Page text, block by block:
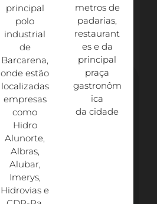
principal
polo
industrial
de
Barcarena,
onde estão
localizadas
empresas
como
Hidro
Alunorte,
Albras,
Alubar,
Imerys,
Hidrovias e
metros de
padarias,
restaurant
es e da
principal
praça
gastronôm
ica
da cidade